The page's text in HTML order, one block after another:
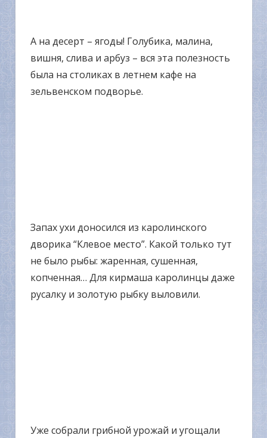
А на десерт – ягоды! Голубика, малина,
вишня, слива и арбуз – вся эта полезность
была на столиках в летнем кафе на
зельвенском подворье.
Запах ухи доносился из каролинского
дворика “Клевое место”. Какой только тут
не было рыбы: жаренная, сушенная,
копченная… Для кирмаша каролинцы даже
русалку и золотую рыбку выловили.
Уже собрали грибной урожай и угощали